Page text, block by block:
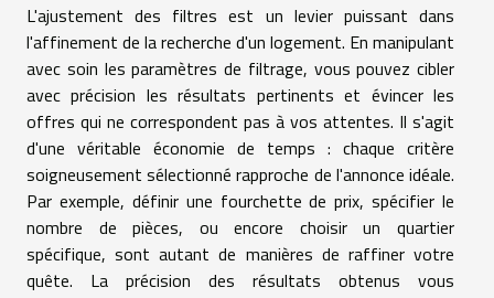
L'ajustement des filtres est un levier puissant dans
l'affinement de la recherche d'un logement. En manipulant
avec soin les paramètres de filtrage, vous pouvez cibler
avec précision les résultats pertinents et évincer les
offres qui ne correspondent pas à vos attentes. Il s'agit
d'une véritable économie de temps : chaque critère
soigneusement sélectionné rapproche de l'annonce idéale.
Par exemple, définir une fourchette de prix, spécifier le
nombre de pièces, ou encore choisir un quartier
spécifique, sont autant de manières de raffiner votre
quête. La précision des résultats obtenus vous